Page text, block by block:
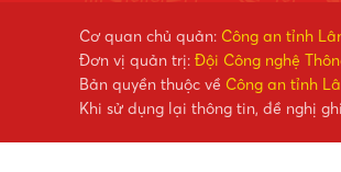
Cơ quan chủ quản: Công an tỉnh
Đơn vị quản trị: Đội Công nghệ
Bản quyền thuộc về Công an tỉnh
Khi sử dụng lại thông tin, đề nghị